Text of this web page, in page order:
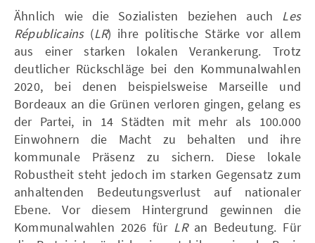
Ähnlich wie die Sozialisten beziehen auch Les
Républicains(LR) ihre politische Stärke vor allem
aus einer starken lokalen Verankerung. Trotz
deutlicher Rückschläge bei den Kommunalwahlen
2020, bei denen beispielsweise Marseille und
Bordeaux an die Grünen verloren gingen, gelang es
der Partei, in 14 Städten mit mehr als 100.000
Einwohnern die Macht zu behalten und ihre
kommunale Präsenz zu sichern. Diese lokale
Robustheit steht jedoch im starken Gegensatz zum
anhaltenden Bedeutungsverlust auf nationaler
Ebene. Vor diesem Hintergrund gewinnen die
Kommunalwahlen 2026 für LRan Bedeutung. Für